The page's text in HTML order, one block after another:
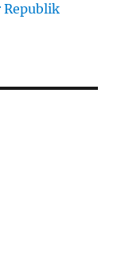
Republik